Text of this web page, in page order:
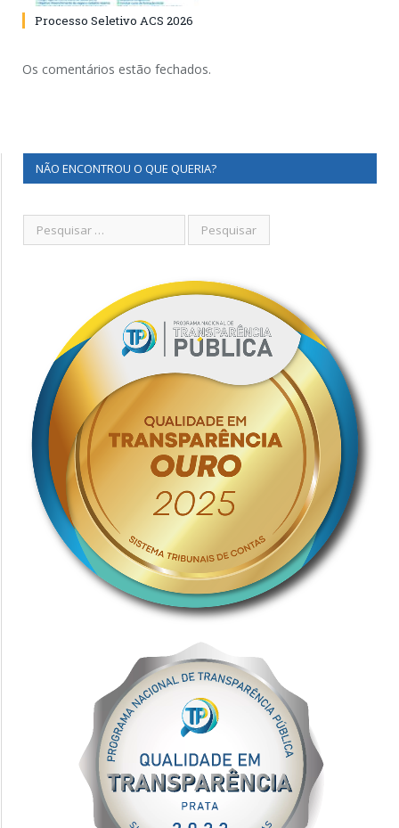
Processo Seletivo ACS 2026
Os comentários estão fechados.
NÃO ENCONTROU O QUE QUERIA?